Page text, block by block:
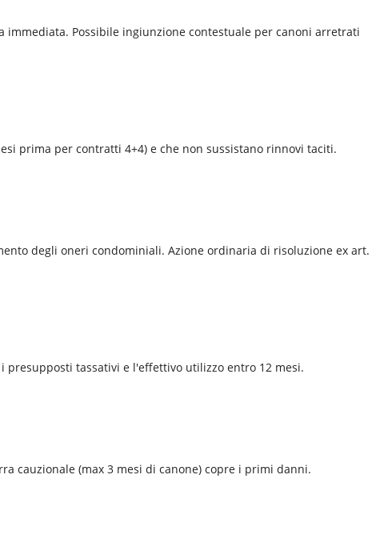
immediata. Possibile ingiunzione contestuale per canoni arretrati
prima per contratti 4+4) e che non sussistano rinnovi taciti.
degli oneri condominiali. Azione ordinaria di risoluzione ex art.
presupposti tassativi e l'effettivo utilizzo entro 12 mesi.
cauzionale (max 3 mesi di canone) copre i primi danni.